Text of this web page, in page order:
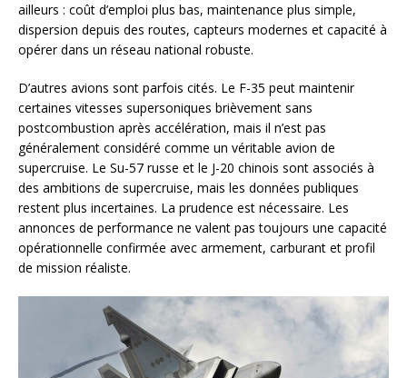
ailleurs : coût d’emploi plus bas, maintenance plus simple,
dispersion depuis des routes, capteurs modernes et capacité à
opérer dans un réseau national robuste.
D’autres avions sont parfois cités. Le F-35 peut maintenir
certaines vitesses supersoniques brièvement sans
postcombustion après accélération, mais il n’est pas
généralement considéré comme un véritable avion de
supercruise. Le Su-57 russe et le J-20 chinois sont associés à
des ambitions de supercruise, mais les données publiques
restent plus incertaines. La prudence est nécessaire. Les
annonces de performance ne valent pas toujours une capacité
opérationnelle confirmée avec armement, carburant et profil
de mission réaliste.